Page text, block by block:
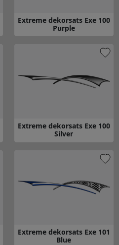
Extreme dekorsats Exe 100
Purple
Extreme dekorsats Exe 100
Silver
Extreme dekorsats Exe 101
Blue